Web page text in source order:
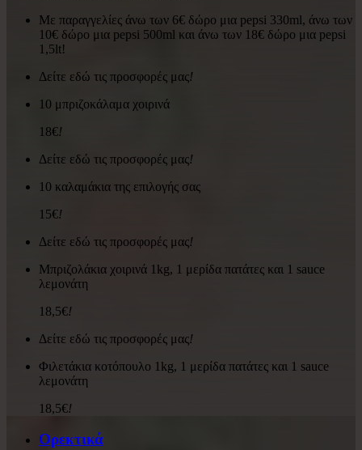
Με παραγγελίες άνω των 6€ δώρο μια pepsi 330ml, άνω των
10€ δώρο μια pepsi 500ml και άνω των 18€ δώρο μια pepsi
1,5lt!
Δείτε εδώ τις προσφορές μας!
10 μπριζοκάλαμα χοιρινά
18€!
Δείτε εδώ τις προσφορές μας!
10 καλαμάκια της επιλογής σας
15€!
Δείτε εδώ τις προσφορές μας!
Μπριζολάκια χοιρινά 1kg, 1 μερίδα πατάτες και 1 sauce
λεμονάτη
18,5€!
Δείτε εδώ τις προσφορές μας!
Φιλετάκια κοτόπουλο 1kg, 1 μερίδα πατάτες και 1 sauce
λεμονάτη
18,5€!
Ορεκτικά